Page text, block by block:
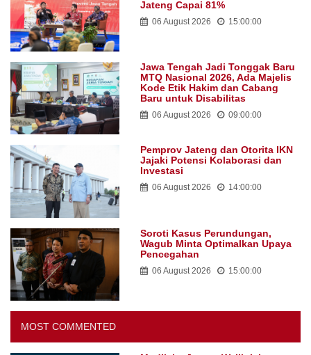
Jateng Capai 81%
06 August 2026 15:00:00
Jawa Tengah Jadi Tonggak Baru
MTQ Nasional 2026, Ada Majelis
Kode Etik Hakim dan Cabang
Baru untuk Disabilitas
06 August 2026 09:00:00
Pemprov Jateng dan Otorita IKN
Jajaki Potensi Kolaborasi dan
Investasi
06 August 2026 14:00:00
Soroti Kasus Perundungan,
Wagub Minta Optimalkan Upaya
Pencegahan
06 August 2026 15:00:00
MOST COMMENTED